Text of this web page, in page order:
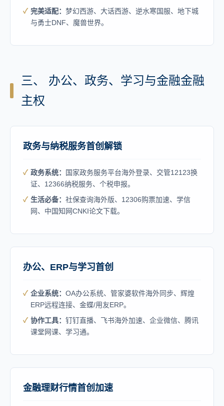
完美适配： 梦幻西游、大话西游、逆水寒国服、地下城
与勇士DNF、魔兽世界。
三、 办公、政务、学习与金融金融
主权
政务与纳税服务首创解锁
政务系统：
国家政务服务平台海外登录、交管12123换
证、12366纳税服务、个税申报。
生活必备： 社保查询海外版、12306购票加速、学信
网、中国知网CNKI论文下载。
办公、ERP与学习首创
企业系统： OA办公系统、管家婆软件海外同步、辉煌
ERP远程连接、金蝶/用友ERP。
协作工具： 钉钉直播、飞书海外加速、企业微信、腾讯
课堂网课、学习通。
金融理财行情首创加速